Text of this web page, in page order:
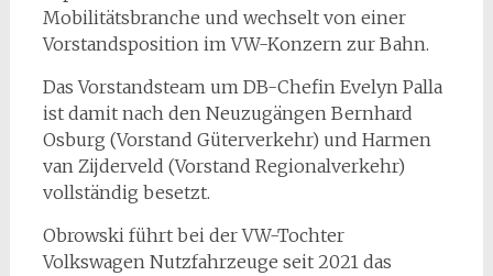
Mobilitätsbranche und wechselt von einer
Vorstandsposition im VW-Konzern zur Bahn.
Das Vorstandsteam um DB-Chefin Evelyn Palla
ist damit nach den Neuzugängen Bernhard
Osburg (Vorstand Güterverkehr) und Harmen
van Zijderveld (Vorstand Regionalverkehr)
vollständig besetzt.
Obrowski führt bei der VW-Tochter
Volkswagen Nutzfahrzeuge seit 2021 das